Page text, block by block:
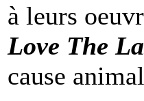
à leurs
Love The
cause